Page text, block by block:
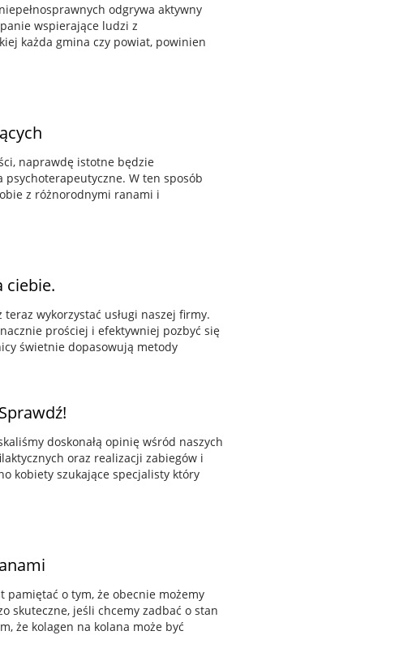
odgrywa aktywny
wspierające ludzi z
każda gmina czy powiat, powinien
naprawdę istotne będzie
W ten sposób
z różnorodnymi ranami i
ciebie.
wykorzystać usługi naszej firmy.
prościej i efektywniej pozbyć się
świetnie dopasowują metody
doskonałą opinię wśród naszych
oraz realizacji zabiegów i
kobiety szukające specjalisty który
pamiętać o tym, że obecnie możemy
skuteczne, jeśli chcemy zadbać o stan
że kolagen na kolana może być